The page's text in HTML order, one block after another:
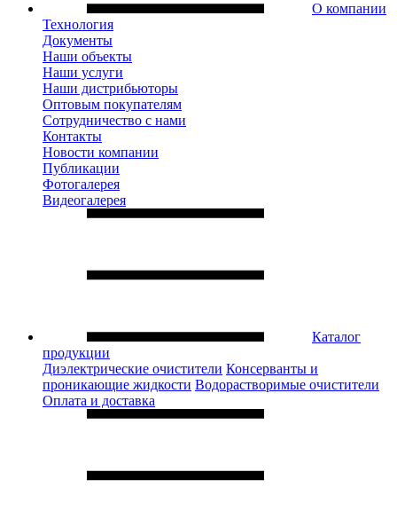
О компании
Технология
Документы
Наши объекты
Наши услуги
Наши дистрибьюторы
Оптовым покупателям
Сотрудничество с нами
Контакты
Новости компании
Публикации
Фотогалерея
Видеогалерея
Каталог
продукции
Диэлектрические очистители Консерванты и
проникающие жидкости Водорастворимые очистители
Оплата и доставка